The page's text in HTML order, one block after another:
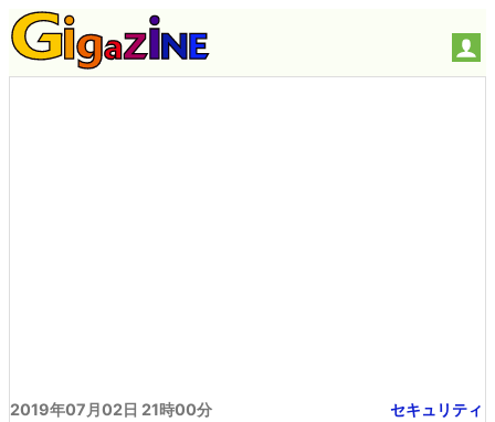
2019年07月02日 21時00分 セキュリティ